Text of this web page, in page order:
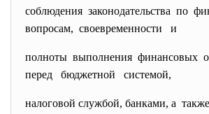
соблюдения законодательства по
вопросам, своевременности и
полноты выполнения финансовых
перед бюджетной системой,
налоговой службой, банками, а